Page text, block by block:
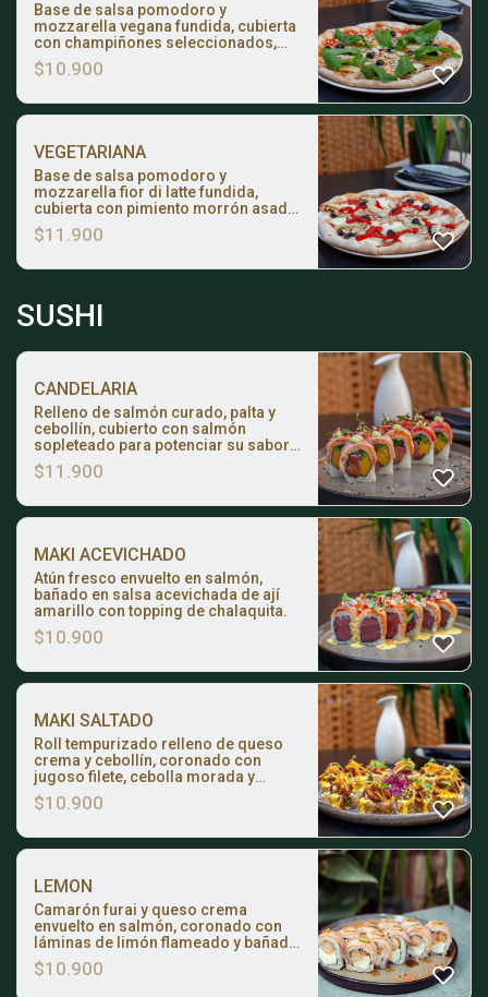
Base de salsa pomodoro y
mozzarella vegana fundida, cubierta
con champiñones seleccionados,
alcachofas y aceitunas. Coronada al
salir del horno con hojas de rúcula
$10.900
VEGETARIANA
Base de salsa pomodoro y
mozzarella fior di latte fundida,
cubierta con pimiento morrón asado,
champiñones seleccionados,
alcachofas y aceitunas.
$11.900
SUSHI
CANDELARIA
Relleno de salmón curado, palta y
cebollín, cubierto con salmón
sopleteado para potenciar su sabor.
Se termina con una suave mousse de
palta y crocante de quinoa.
$11.900
MAKI ACEVICHADO
Atún fresco envuelto en salmón,
bañado en salsa acevichada de ají
amarillo con topping de chalaquita.
$10.900
MAKI SALTADO
Roll tempurizado relleno de queso
crema y cebollín, coronado con
jugoso filete, cebolla morada y
tomate salteados al wok. Bañado en
cremosa salsa huancaína y
papas hilo.
$10.900
LEMON
Camarón furai y queso crema
envuelto en salmón, coronado con
láminas de limón flameado y bañado
en salsa teriyaki.
$10.900